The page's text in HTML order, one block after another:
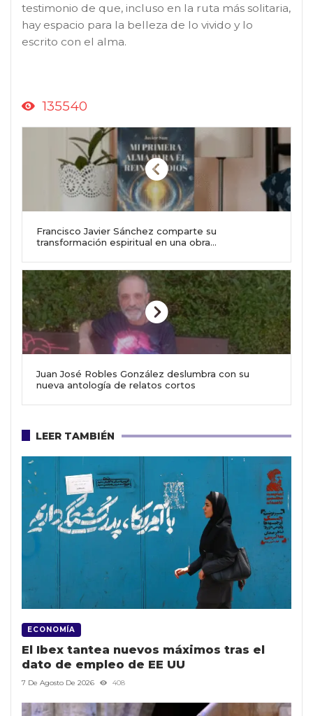
testimonio de que, incluso en la ruta más solitaria,
hay espacio para la belleza de lo vivido y lo
escrito con el alma.
135540
Francisco Javier Sánchez comparte su
transformación espiritual en una obra
Juan José Robles González deslumbra con su
nueva antología de relatos cortos
LEER TAMBIÉN
ECONOMÍA
El Ibex tantea nuevos máximos tras el
dato de empleo de EE UU
7 De Agosto De 2026 408